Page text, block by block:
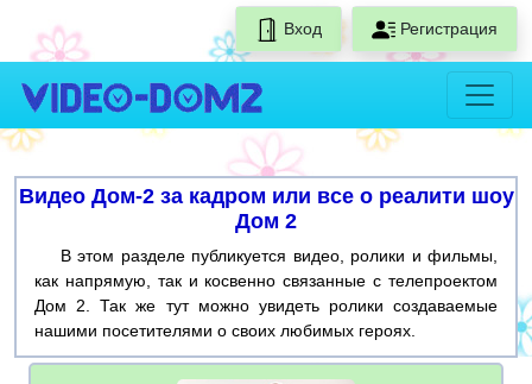
Вход Регистрация
Видео Дом-2 за кадром или все о реалити шоу
Дом 2
В этом разделе публикуется видео, ролики и фильмы,
как напрямую, так и косвенно связанные с телепроектом
Дом 2. Так же тут можно увидеть ролики создаваемые
нашими посетителями о своих любимых героях.